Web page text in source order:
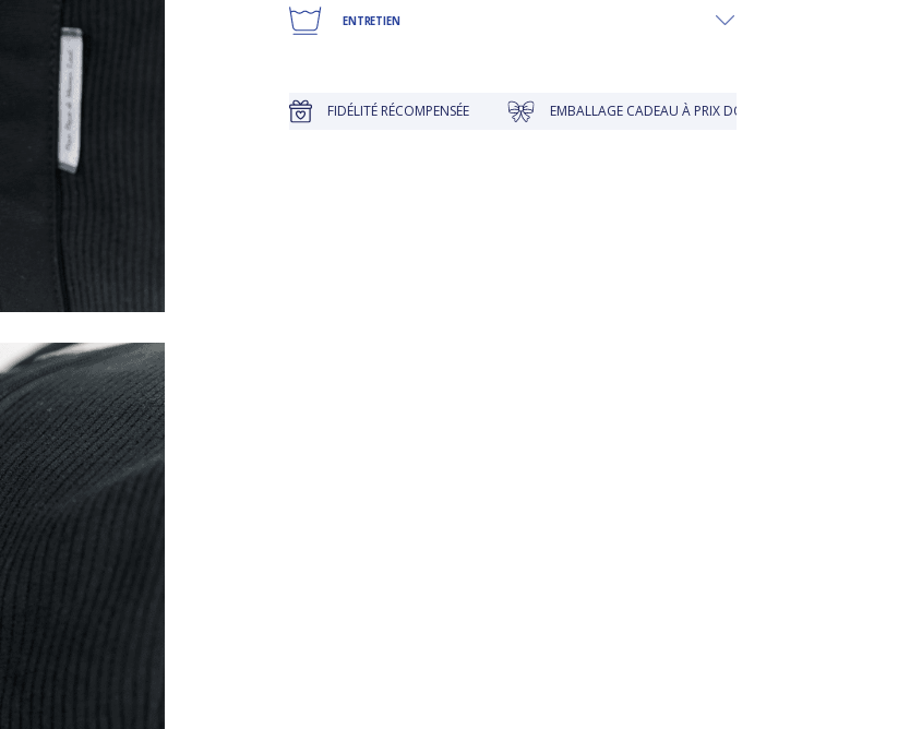
ENTRETIEN
POUR CHANGER D'AVIS FIDÉLITÉ RÉCOMPENSÉE EMBALLAGE CADEAU À PRIX DOUX